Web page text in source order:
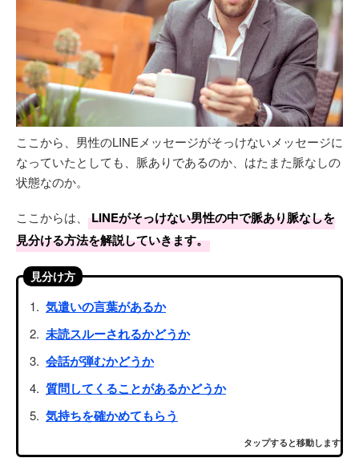
ここから、男性のLINEメッセージがそっけないメッセージに
なっていたとしても、脈ありであるのか、はたまた脈なしの
状態なのか。
ここからは、
LINEがそっけない男性の中で脈あり脈なしを
見分ける方法を解説していきます。
見分け方
気遣いの言葉があるか
未読スルーされるかどうか
会話が弾むかどうか
質問してくることがあるかどうか
気持ちを確かめてもらう
タップすると移動します